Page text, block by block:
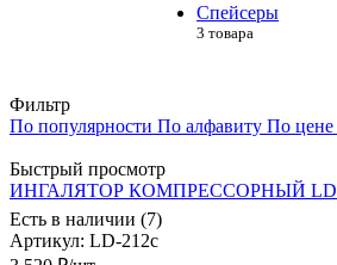
Спейсеры
3 товара
Фильтр
По популярности По алфавиту По цене
Быстрый просмотр
ИНГАЛЯТОР КОМПРЕССОРНЫЙ LD-
Есть в наличии (7)
Артикул: LD-212с